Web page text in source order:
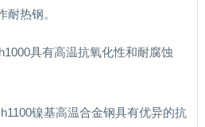
热钢。
具有高温抗氧化性和耐腐蚀
镍基高温合金钢具有优异的抗